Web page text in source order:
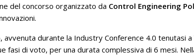
del concorso organizzato da Control Engineering
avvenuta durante la Industry Conference 4.0 tenutasi
fasi di voto, per una durata complessiva di 6 mesi.